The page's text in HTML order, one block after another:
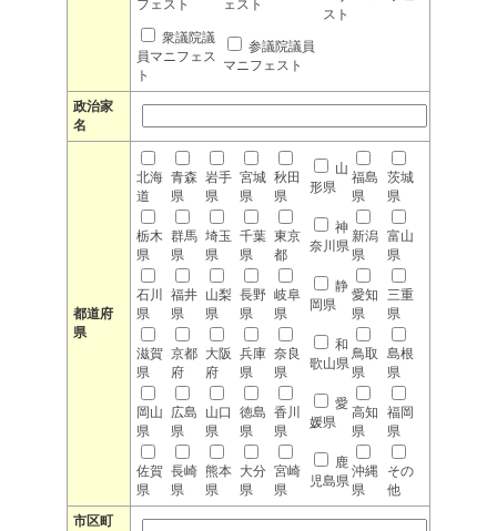
フェスト
ェスト
スト
衆議院議
員マニフェス
ト
参議院議員
マニフェスト
政治家
名
都道府
県
北海
道
青森
県
岩手
県
宮城
県
秋田
県
山
形県
福島
県
茨城
県
栃木
県
群馬
県
埼玉
県
千葉
県
東京
都
神
奈川県
新潟
県
富山
県
石川
県
福井
県
山梨
県
長野
県
岐阜
県
静
岡県
愛知
県
三重
県
滋賀
県
京都
府
大阪
府
兵庫
県
奈良
県
和
歌山県
鳥取
県
島根
県
岡山
県
広島
県
山口
県
徳島
県
香川
県
愛
媛県
高知
県
福岡
県
佐賀
県
長崎
県
熊本
県
大分
県
宮崎
県
鹿
児島県
沖縄
県
その
他
市区町